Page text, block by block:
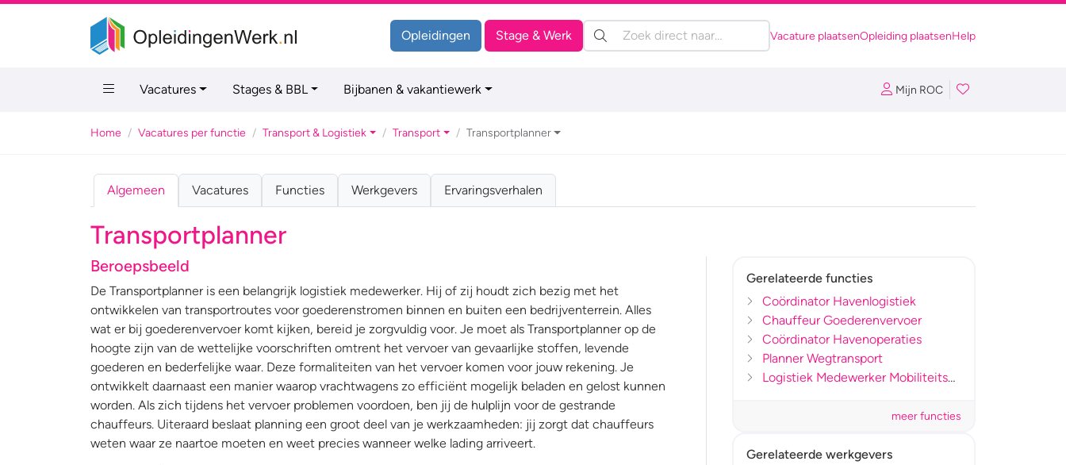
Opleidingen Stage & Werk Zoeken: Vacature plaatsenOpleiding plaatsenHelp
Vacatures Stages & BBL Bijbanen & vakantiewerk Mijn ROC
Home Vacatures per functie Transport & Logistiek Transport Transportplanner
Algemeen Vacatures Functies Werkgevers Ervaringsverhalen
Transportplanner
Beroepsbeeld
De Transportplanner is een belangrijk logistiek medewerker. Hij of zij houdt zich bezig met het
ontwikkelen van transportroutes voor goederenstromen binnen en buiten een bedrijventerrein. Alles
wat er bij goederenvervoer komt kijken, bereid je zorgvuldig voor. Je moet als Transportplanner op de
hoogte zijn van de wettelijke voorschriften omtrent het vervoer van gevaarlijke stoffen, levende
goederen en bederfelijke waar. Deze formaliteiten van het vervoer komen voor jouw rekening. Je
ontwikkelt daarnaast een manier waarop vrachtwagens zo efficiënt mogelijk beladen en gelost kunnen
worden. Als zich tijdens het vervoer problemen voordoen, ben jij de hulplijn voor de gestrande
chauffeurs. Uiteraard beslaat planning een groot deel van je werkzaamheden: jij zorgt dat chauffeurs
weten waar ze naartoe moeten en weet precies wanneer welke lading arriveert.
Gerelateerde functies
Coördinator Havenlogistiek
Chauffeur Goederenvervoer
Coördinator Havenoperaties
Planner Wegtransport
Logistiek Medewerker Mobiliteitsbranche
meer functies
Gerelateerde werkgevers